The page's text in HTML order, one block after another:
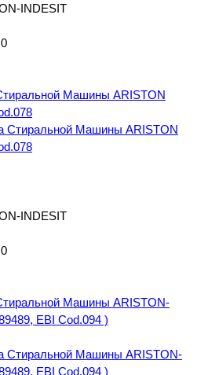
INDESIT
0
Машины ARISTON
INDESIT
0
Машины ARISTON-
EBI Cod.094 )